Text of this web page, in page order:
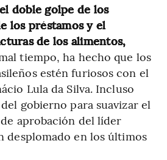
el doble golpe de los
los préstamos y el
de los alimentos,
tiempo, ha hecho que los
estén furiosos con el
Lula da Silva. Incluso
gobierno para suavizar el
aprobación del líder
desplomado en los últimos